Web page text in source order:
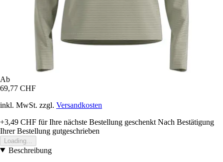
Ab
69,77 CHF
inkl. MwSt. zzgl. Versandkosten
+3,49 CHF für Ihre nächste Bestellung geschenkt Nach Bestätigung
Ihrer Bestellung gutgeschrieben
Loading...
Beschreibung